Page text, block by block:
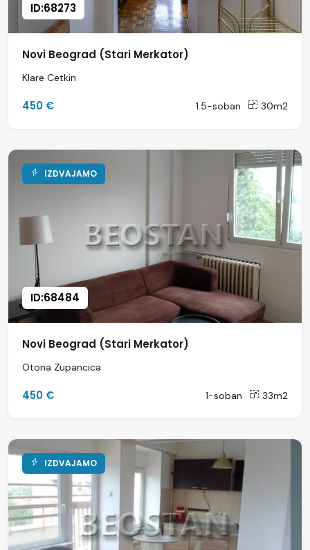
ID:68273
Novi Beograd (Stari Merkator)
Klare Cetkin
450 € 1.5-soban 30m2
ID:68484
IZDVAJAMO
Novi Beograd (Stari Merkator)
Otona Zupancica
450 € 1-soban 33m2
IZDVAJAMO